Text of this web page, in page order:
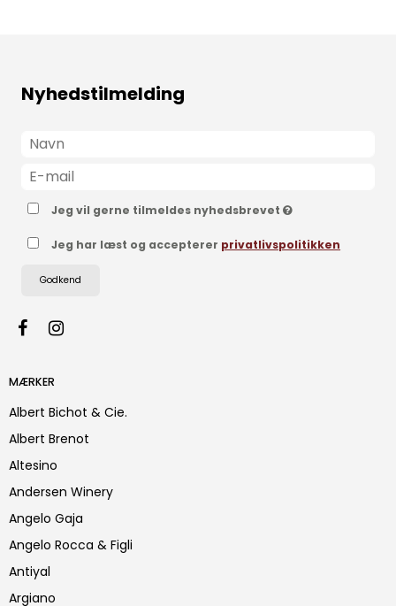
Nyhedstilmelding
Jeg vil gerne tilmeldes nyhedsbrevet
Jeg har læst og accepterer privatlivspolitikken
Godkend
MÆRKER
Albert Bichot & Cie.
Albert Brenot
Altesino
Andersen Winery
Angelo Gaja
Angelo Rocca & Figli
Antiyal
Argiano